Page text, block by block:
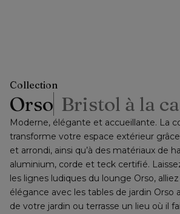
Collection
Orso Bristol à la
Moderne, élégante et accueillante. La
transforme votre espace extérieur
et arrondi, ainsi qu’à des matériaux de
aluminium, corde et teck certifié.
les lignes ludiques du lounge Orso,
élégance avec les tables de jardin Orso
de votre jardin ou terrasse un lieu où il